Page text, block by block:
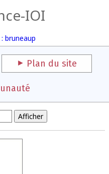
IOI
bruneaup
Plan du site